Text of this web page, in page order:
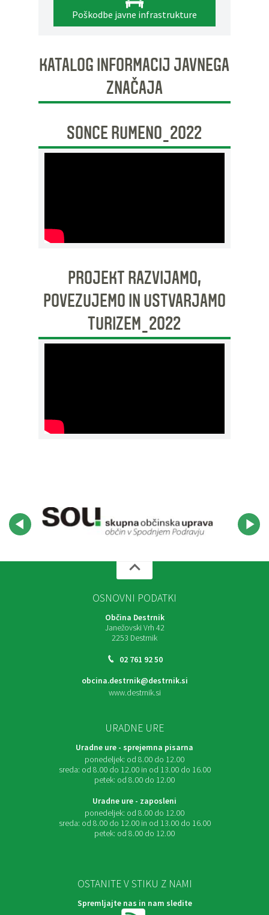
Poškodbe javne infrastrukture
KATALOG INFORMACIJ JAVNEGA
ZNAČAJA
SONCE RUMENO_2022
PROJEKT RAZVIJAMO,
POVEZUJEMO IN USTVARJAMO
TURIZEM_2022
OSNOVNI PODATKI
Občina Destrnik
Janežovski Vrh 42
2253 Destrnik
02 761 92 50
obcina.destrnik@destrnik.si
www.destrnik.si
URADNE URE
Uradne ure - sprejemna pisarna
ponedeljek: od 8.00 do 12.00
sreda: od 8.00 do 12.00 in od 13.00 do 16.00
petek: od 8.00 do 12.00
Uradne ure - zaposleni
ponedeljek: od 8.00 do 12.00
sreda: od 8.00 do 12.00 in od 13.00 do 16.00
petek: od 8.00 do 12.00
OSTANITE V STIKU Z NAMI
Spremljajte nas in nam sledite